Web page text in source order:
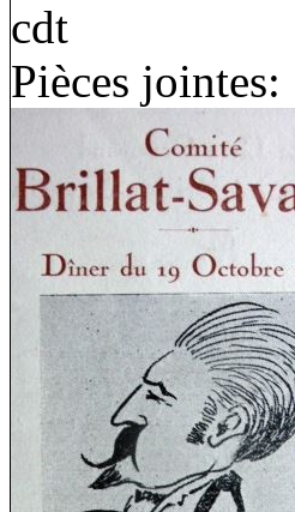
cdt
Pièces jointes: